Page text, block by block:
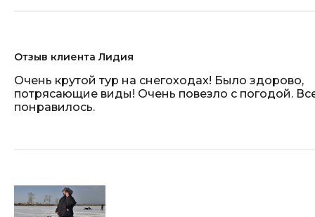
Отзыв клиента Лидия
Очень крутой тур на снегоходах! Было здорово,
потрясающие виды! Очень повезло с погодой.
понравилось.